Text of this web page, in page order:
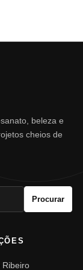
beleza e
cheios de
Procurar
Ribeiro